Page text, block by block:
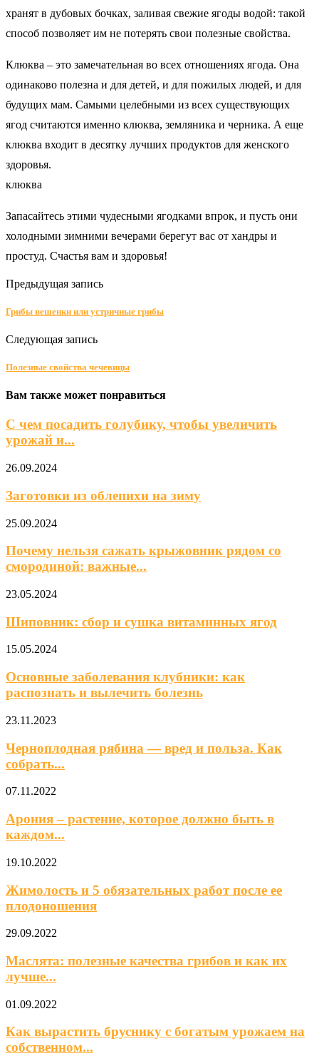
хранят в дубовых бочках, заливая свежие ягоды водой: такой
способ позволяет им не потерять свои полезные свойства.
Клюква – это замечательная во всех отношениях ягода. Она
одинаково полезна и для детей, и для пожилых людей, и для
будущих мам. Самыми целебными из всех существующих
ягод считаются именно клюква, земляника и черника. А еще
клюква входит в десятку лучших продуктов для женского
здоровья.
клюква
Запасайтесь этими чудесными ягодками впрок, и пусть они
холодными зимними вечерами берегут вас от хандры и
простуд. Счастья вам и здоровья!
Предыдущая запись
Грибы вешенки или устричные грибы
Следующая запись
Полезные свойства чечевицы
Вам также может понравиться
С чем посадить голубику, чтобы увеличить
урожай и...
26.09.2024
Заготовки из облепихи на зиму
25.09.2024
Почему нельзя сажать крыжовник рядом со
смородиной: важные...
23.05.2024
Шиповник: сбор и сушка витаминных ягод
15.05.2024
Основные заболевания клубники: как
распознать и вылечить болезнь
23.11.2023
Черноплодная рябина — вред и польза. Как
собрать...
07.11.2022
Арония – растение, которое должно быть в
каждом...
19.10.2022
Жимолость и 5 обязательных работ после ее
плодоношения
29.09.2022
Маслята: полезные качества грибов и как их
лучше...
01.09.2022
Как вырастить бруснику с богатым урожаем на
собственном...